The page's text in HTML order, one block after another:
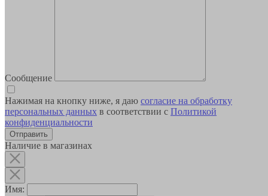
Сообщение
Нажимая на кнопку ниже, я даю согласие на обработку
персональных данных в соответствии с Политикой
конфиденциальности
Наличие в магазинах
Имя: